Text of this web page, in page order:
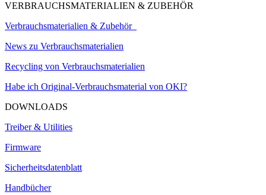
VERBRAUCHSMATERIALIEN & ZUBEHÖR
Verbrauchsmaterialien & Zubehör
News zu Verbrauchsmaterialien
Recycling von Verbrauchsmaterialien
Habe ich Original-Verbrauchsmaterial von OKI?
DOWNLOADS
Treiber & Utilities
Firmware
Sicherheitsdatenblatt
Handbücher